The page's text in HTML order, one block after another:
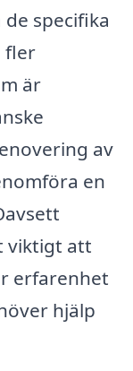
specifika
fler
är
av
en
viktigt att
erfarenhet
hjälp